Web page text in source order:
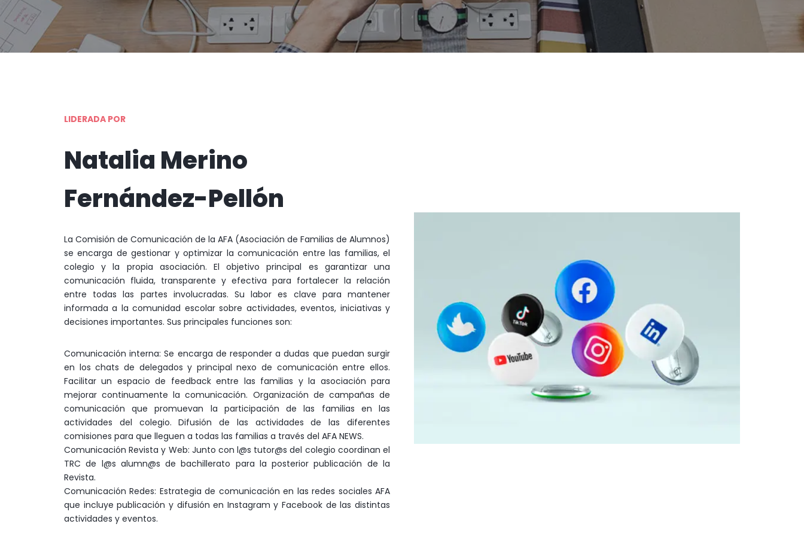
LIDERADA POR
Natalia Merino
Fernández-Pellón
La Comisión de Comunicación de la AFA (Asociación de Familias de Alumnos)
se encarga de gestionar y optimizar la comunicación entre las familias, el
colegio y la propia asociación. El objetivo principal es garantizar una
comunicación fluida, transparente y efectiva para fortalecer la relación
entre todas las partes involucradas. Su labor es clave para mantener
informada a la comunidad escolar sobre actividades, eventos, iniciativas y
decisiones importantes. Sus principales funciones son:
Comunicación interna: Se encarga de responder a dudas que puedan surgir
en los chats de delegados y principal nexo de comunicación entre ellos.
Facilitar un espacio de feedback entre las familias y la asociación para
mejorar continuamente la comunicación. Organización de campañas de
comunicación que promuevan la participación de las familias en las
actividades del colegio. Difusión de las actividades de las diferentes
comisiones para que lleguen a todas las familias a través del AFA NEWS.
Comunicación Revista y Web: Junto con l@s tutor@s del colegio coordinan el
TRC de l@s alumn@s de bachillerato para la posterior publicación de la
Revista.
Comunicación Redes: Estrategia de comunicación en las redes sociales AFA
que incluye publicación y difusión en Instagram y Facebook de las distintas
actividades y eventos.